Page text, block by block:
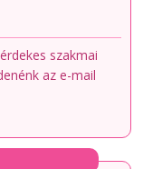
szakmai
az e-mail